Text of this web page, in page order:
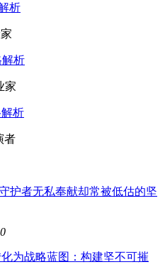
析
解析
家
解析
者
护者无私奉献却常被低估的坚
为战略蓝图：构建坚不可摧